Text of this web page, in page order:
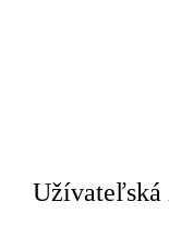
Užívateľská